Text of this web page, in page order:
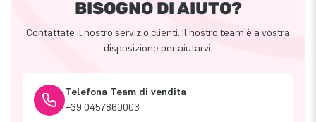
BISOGNO DI AIUTO?
Contattate il nostro servizio clienti. Il nostro team è a vostra
disposizione per aiutarvi.
Telefona Team di vendita
+39 0457860003